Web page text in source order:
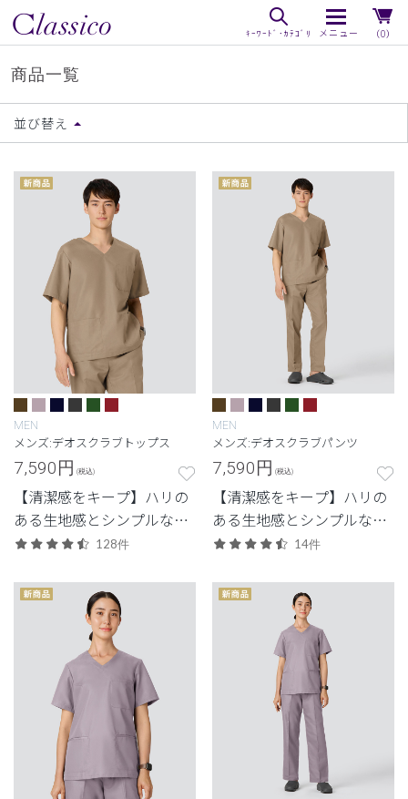
（0）
商品一覧
並び替え
MEN
メンズ:デオスクラブトップス
7,590円 (税込)
【清潔感をキープ】ハリの
ある生地感とシンプルなデ
ザイン。清潔感と快適さに
ル。
128件
MEN
メンズ:デオスクラブパンツ
7,590円 (税込)
【清潔感をキープ】ハリの
ある生地感とシンプルなデ
ザイン。清潔感と快適さに
ル。
14件